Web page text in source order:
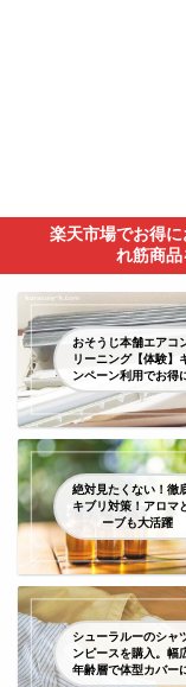
楽天市場でお得
れ筋商
おそうじ本舗エアコ
リーニング【体験】
ンペーン利用でお得
絶対見たくない！徹
キブリ対策！アロマ
ーブも大活躍
シューラルーのシャ
ンピースを購入。幅
年齢層で体型カバー